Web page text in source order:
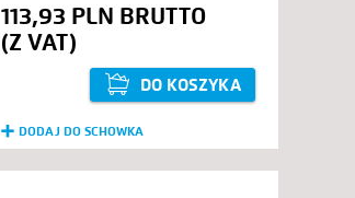
113,93 PLN
DO KOSZYKA
DODAJ DO SCHOWKA